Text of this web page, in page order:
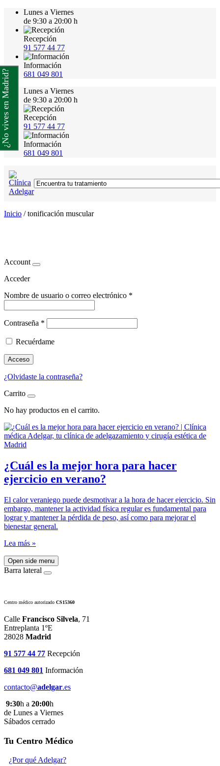
Lunes a Viernes
de 9:30 a 20:00 h
Recepción
91 577 44 77
Información
681 049 801
Lunes a Viernes
de 9:30 a 20:00 h
Recepción
91 577 44 77
Información
681 049 801
Inicio /tonificación muscular
Account
Acceder
Nombre de usuario o correo electrónico *
Contraseña *
Recuérdame
Acceso
¿Olvidaste la contraseña?
Carrito
No hay productos en el carrito.
¿Cuál es la mejor hora para hacer
ejercicio en verano?
El calor veraniego puede desmotivar a la hora de hacer ejercicio. Sin
embargo, mantener la actividad física regular es fundamental para
lograr y mantener la pérdida de peso, así como para mejorar el
bienestar general.
Lea más »
Open side menu
Barra lateral
Centro médico autorizado CS15360
Calle Francisco Silvela, 71
Entreplanta 1ºE
28028 Madrid
91 577 44 77 Recepción
681 049 801 Información
contacto@adelgar.es
9:30h a 20:00h
de Lunes a Viernes
Sábados cerrado
Tu Centro Médico
¿Por qué Adelgar?
¿No vives en Madrid?